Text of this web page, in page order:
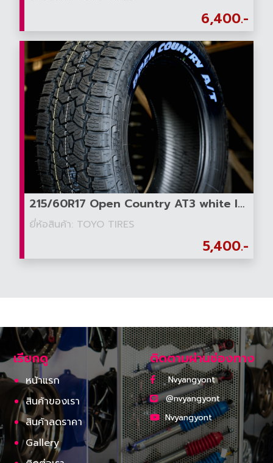
6,400.-
215/60R17 Open Country AT3 white letter
ยี่ห้อสินค้า: TOYO TIRES
5,400.-
เรียกดู
หน้าแรก
สินค้าของเรา
สินค้าลดราคา
Gallery
ติดตามผ่านช่องทาง
Nvyangyont
@nvyangyont
Nvyangyont